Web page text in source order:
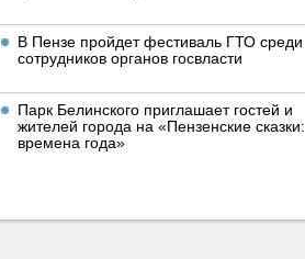
В Пензе пройдет фестиваль ГТО среди
сотрудников органов госвласти
Парк Белинского приглашает гостей и
жителей города на «Пензенские сказки:
времена года»